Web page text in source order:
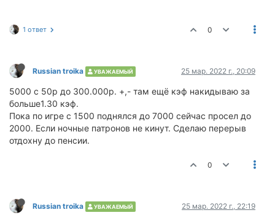
1 ответ 0
Russian troika УВАЖАЕМЫЙ 25 мар. 2022 г., 20:09
5000 с 50р до 300.000р. +,- там ещё кэф накидываю за
больше1.30 кэф.
Пока по игре с 1500 поднялся до 7000 сейчас просел до
2000. Если ночные патронов не кинут. Сделаю перерыв
отдохну до пенсии.
0
Russian troika УВАЖАЕМЫЙ 25 мар. 2022 г., 22:19